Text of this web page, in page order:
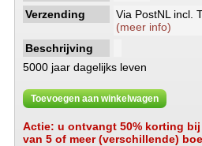
Verzending
Via PostNL incl.
(meer info)
Beschrijving
5000 jaar dagelijks leven
Toevoegen aan winkelwagen
Actie: u ontvangt 50% korting
van 5 of meer (verschillende)